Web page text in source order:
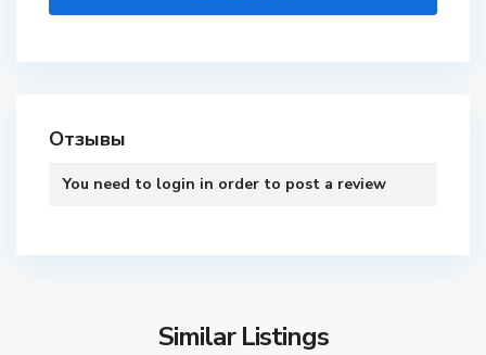
Отзывы
You need to login in order to post a review
Similar Listings